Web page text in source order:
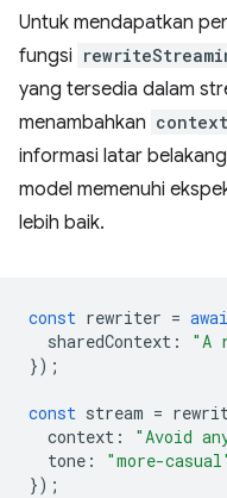
Untuk mendapatkan
fungsi
yang tersedia dalam
menambahkan context
informasi latar
model memenuhi
lebih baik.
const rewriter =
sharedContext :
"A
});
const stream =
context :
"Avoid
tone : "more-
});